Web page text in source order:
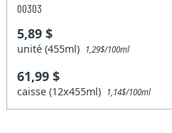
00303
5,89 $
unité (455ml) 1,29$/100ml
61,99 $
caisse (12x455ml) 1,14$/100ml